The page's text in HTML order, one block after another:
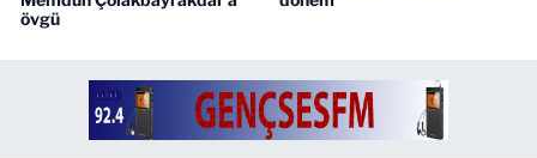
övgü